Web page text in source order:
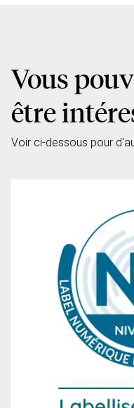
Vous
être
Voir ci-dessous pour